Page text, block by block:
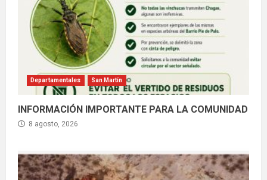
Departamentales San Martín
INFORMACIÓN IMPORTANTE PARA LA COMUNIDAD
8 agosto, 2026